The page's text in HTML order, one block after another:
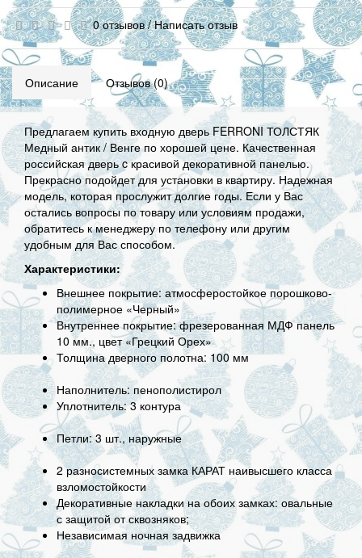
0 отзывов/Написать отзыв
Описание Отзывов (0)
Предлагаем купить входную дверь FERRONI ТОЛСТЯК
Медный антик / Венге по хорошей цене. Качественная
российская дверь c красивой декоративной панелью.
Прекрасно подойдет для установки в квартиру. Надежная
модель, которая прослужит долгие годы. Если у Вас
остались вопросы по товару или условиям продажи,
обратитесь к менеджеру по телефону или другим
удобным для Вас способом.
Характеристики:
Внешнее покрытие: атмосферостойкое порошково-
полимерное «Черный»
Внутреннее покрытие: фрезерованная МДФ панель
10 мм., цвет «Грецкий Орех»
Толщина дверного полотна: 100 мм
Наполнитель: пенополистирол
Уплотнитель: 3 контура
Петли: 3 шт., наружные
2 разносистемных замка КАРАТ наивысшего класса
взломостойкости
Декоративные накладки на обоих замках: овальные
с защитой от сквозняков;
Независимая ночная задвижка